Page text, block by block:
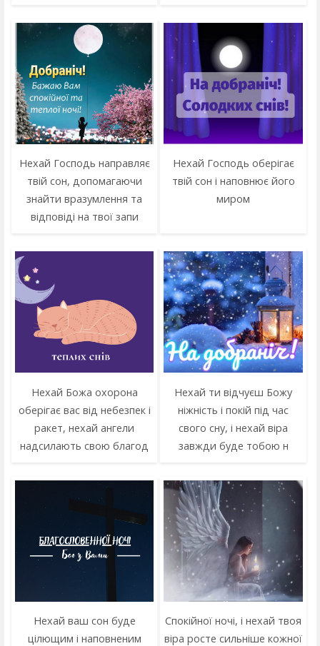
Нехай Господь направляє
твій сон, допомагаючи
знайти вразумлення та
відповіді на твої запи
Нехай Господь оберігає
твій сон і наповнює його
миром
Нехай Божа охорона
оберігає вас від небезпек і
ракет, нехай ангели
надсилають свою благод
Нехай ти відчуєш Божу
ніжність і покій під час
свого сну, і нехай віра
завжди буде тобою н
Нехай ваш сон буде
цілющим і наповненим
Спокійної ночі, і нехай твоя
віра росте сильніше кожної